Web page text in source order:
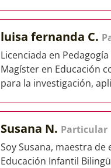
luisa fernanda C.
Licenciada en
Magíster en Educación
para la investigación,
Susana N. Particular
Soy Susana, maestra
Educación Infantil